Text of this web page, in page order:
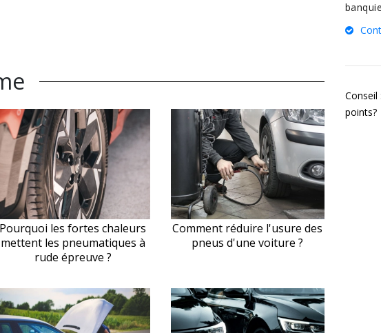
Pourquoi les fortes chaleurs
mettent les pneumatiques à
rude épreuve ?
Comment réduire l'usure des
pneus d'une voiture ?
points?